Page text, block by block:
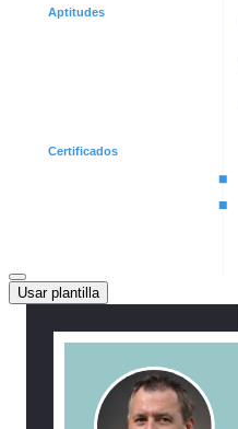
Usar plantilla